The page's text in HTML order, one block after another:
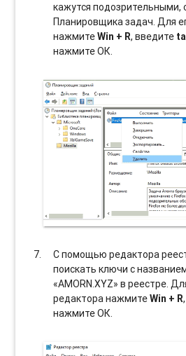
кажутся
Планировщика задач. Для
нажмитеWin + R, введите
нажмите ОК.
С помощью редактора
поискать ключи с
«AMORN.XYZ» в реестре.
редактора нажмитеWin + R
нажмите ОК.